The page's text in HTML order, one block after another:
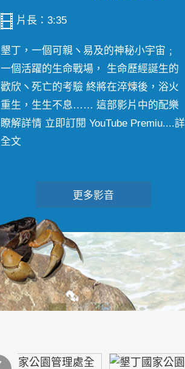
片長：3:35
墾丁，一個可親ヽ易及的神秘小宇宙﹔
一個活躍的生命戰場， 生命歷經誕生的
歡欣ヽ死亡的考驗 終將在淬煉後，浴火
重生，生生不息…… 這部影片中的配樂
瞭解詳情 立即訂閱 YouTube Premiu....詳
全文
更多影音